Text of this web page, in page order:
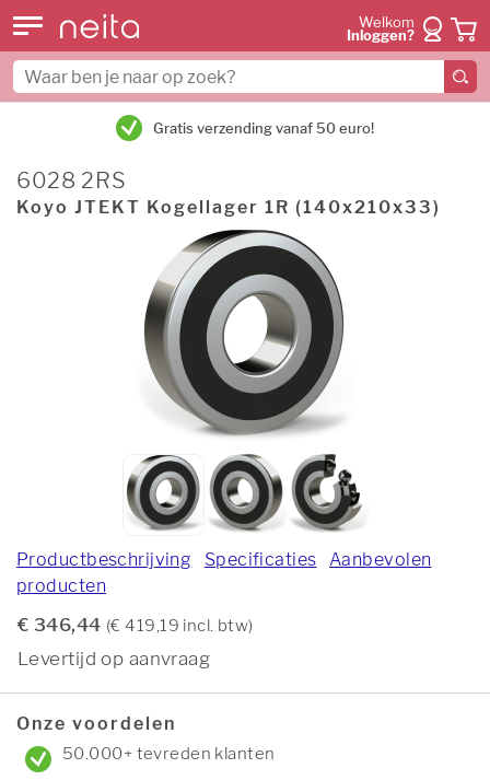
Welkom
Inloggen?
Gratis verzending vanaf 50 euro!
6028 2RS
Koyo JTEKT Kogellager 1R (140x210x33)
Productbeschrijving Specificaties
Aanbevolen
producten
€ 346,44 (€ 419,19 incl. btw)
Levertijd op aanvraag
Onze voordelen
50.000+ tevreden klanten